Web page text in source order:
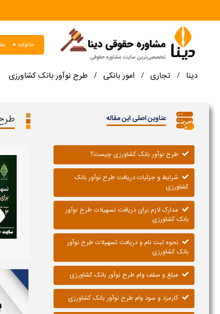
خانواده
دینا / تجاری / امور بانکی / طرح نوآور بانک کشاورزی
عناوین اصلی این مقاله
طرح نوآور بانک کشاورزی چیست؟
شرایط و جزئیات دریافت طرح نوآور بانک
کشاورزی
مدارک لازم برای دریافت تسهیلات طرح نوآور
بانک کشاورزی
نحوه ثبت نام و دریافت تسهیلات طرح نوآور
بانک کشاورزی
مبلغ و سقف وام طرح نوآور بانک کشاورزی
کارمزد و سود وام طرح نوآور بانک کشاورزی